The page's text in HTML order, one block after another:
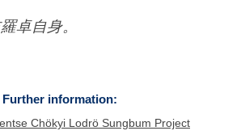
卓自身。
Further information:
Chökyi Lodrö Sungbum Project